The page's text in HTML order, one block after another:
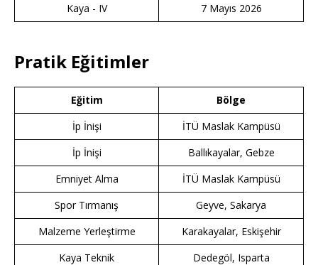
Kaya - IV
7 Mayıs 2026
Pratik Eğitimler
Eğitim
Bölge
İp İnişi
İTÜ Maslak Kampüsü
İp İnişi
Ballıkayalar, Gebze
Emniyet Alma
İTÜ Maslak Kampüsü
Spor Tırmanış
Geyve, Sakarya
Malzeme Yerleştirme
Karakayalar, Eskişehir
Kaya Teknik
Dedegöl, Isparta